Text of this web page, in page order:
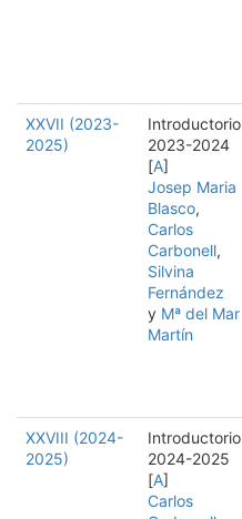
XXVII (2023-
2025)
Introductorio
2023-2024
[A]
Josep Maria
Blasco,
Carlos
Carbonell,
Silvina
Fernández
y Mª del Mar
Martín
XXVIII (2024-
2025)
Introductorio
2024-2025
[A]
Carlos